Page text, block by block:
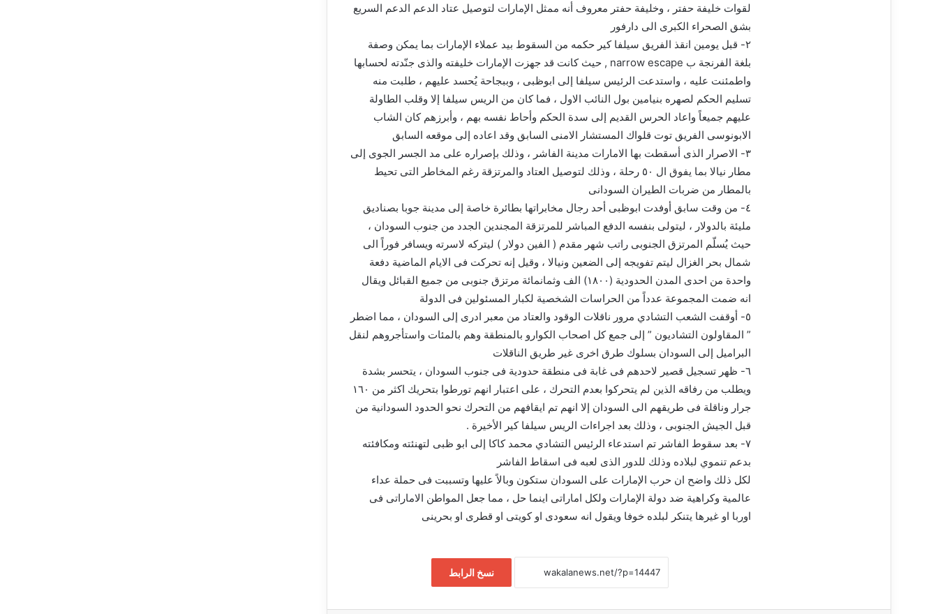
لقوات خليفة حفتر ، وخليفة حفتر معروف أنه ممثل الإمارات لتوصيل عتاد الدعم الدعم السريع
بشق الصحراء الكبرى الى دارفور
٢- قبل يومين انقذ الفريق سيلفا كير حكمه من السقوط بيد عملاء الإمارات بما يمكن وصفة
بلغة الفرنجة ب narrow escape , حيث كانت قد جهزت الإمارات خليفته والذى جنّدته لحسابها
واطمئنت عليه ، واستدعت الرئيس سيلفا إلى ابوظبى ، وببجاحة يُحسد عليهم ، طلبت منه
تسليم الحكم لصهره بنيامين بول النائب الاول ، فما كان من الريس سيلفا إلا وقلب الطاولة
عليهم جميعاً واعاد الحرس القديم إلى سدة الحكم وأحاط نفسه بهم ، وأبرزهم كان الشاب
الابونوسى الفريق توت قلواك المستشار الامنى السابق وقد اعاده إلى موقعه السابق
٣- الاصرار الذى أسقطت بها الامارات مدينة الفاشر ، وذلك بإصراره على مد الجسر الجوى إلى
مطار نيالا بما يفوق ال ٥٠ رحلة ، وذلك لتوصيل العتاد والمرتزقة رغم المخاطر التى تحيط
بالمطار من ضربات الطيران السودانى
٤- من وقت سابق أوفدت ابوظبى أحد رجال مخابراتها بطائرة خاصة إلى مدينة جوبا بصناديق
مليئة بالدولار ، ليتولى بنفسه الدفع المباشر للمرتزقة المجندين الجدد من جنوب السودان ،
حيث يُسلّم المرتزق الجنوبى راتب شهر مقدم ( الفين دولار ) ليتركه لاسرته ويسافر فوراً الى
شمال بحر الغزال ليتم تفويجه إلى الضعين ونيالا ، وقيل إنه تحركت فى الايام الماضية دفعة
واحدة من احدى المدن الحدودية (١٨٠٠) الف وثمانمائة مرتزق جنوبى من جميع القبائل ويقال
انه ضمت المجموعة عدداً من الحراسات الشخصية لكبار المسئولين فى الدولة
٥- أوقفت الشعب التشادي مرور ناقلات الوقود والعتاد من معبر ادرى إلى السودان ، مما اضطر
” المقاولون التشاديون ” إلى جمع كل اصحاب الكوارو بالمنطقة وهم بالمئات واستأجروهم لنقل
البراميل إلى السودان بسلوك طرق اخرى غير طريق الناقلات
٦- ظهر تسجيل قصير لاحدهم فى غابة فى منطقة حدودية فى جنوب السودان ، يتحسر بشدة
ويطلب من رفاقه الذين لم يتحركوا بعدم التحرك ، على اعتبار انهم تورطوا بتحريك اكثر من ١٦٠
جرار وناقلة فى طريقهم الى السودان إلا انهم تم ايقافهم من التحرك نحو الحدود السودانية من
قبل الجيش الجنوبى ، وذلك بعد اجراءات الريس سيلفا كير الأخيرة .
٧- بعد سقوط الفاشر تم استدعاء الرئيس التشادي محمد كاكا إلى ابو ظبى لتهنئته ومكافئته
بدعم تنموي لبلاده وذلك للدور الذى لعبه فى اسقاط الفاشر
لكل ذلك واضح ان حرب الإمارات على السودان ستكون وبالاً عليها وتسببت فى حملة عداء
عالمية وكراهية ضد دولة الإمارات ولكل اماراتى اينما حل ، مما جعل المواطن الاماراتى فى
اوربا او غيرها يتنكر لبلده خوفا ويقول انه سعودى او كويتى او قطرى او بحرينى
نسخ الرابط
آخر العلاج خالد فضل السيد شرطة محلية جبل
أولياء تستحق الإشادة
أخر العلاج خالد فضل السيد شرطة المرور
وإنجازات تتحدي الواقع والعقبات